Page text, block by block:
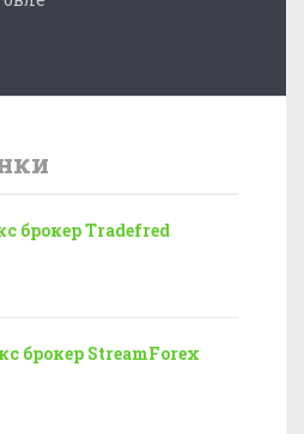
брокер Tradefred
брокер StreamForex